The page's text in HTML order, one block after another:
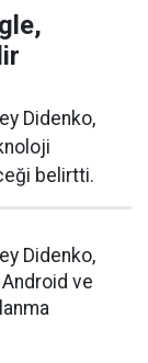
Didenko,
belirtti.
Didenko,
ve